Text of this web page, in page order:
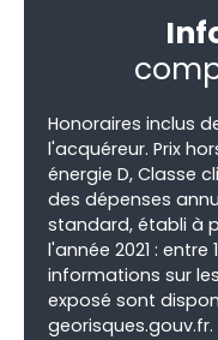
Honoraires inclus
l'acquéreur. Prix
énergie D, Classe
des dépenses
standard, établi à
l'année 2021 : entre
informations sur
exposé sont
georisques.gouv.fr.